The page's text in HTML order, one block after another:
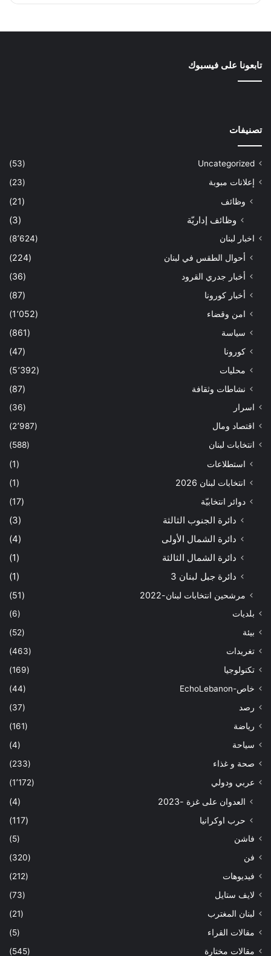
تابعونا على فيسبوك
تصنيفات
Uncategorized
(53)
إعلانات مبوبة
(23)
وظائف (21)
وظائف إداريّة (3)
اخبار لبنان (8٬624)
أحوال الطقس في لبنان
(224)
أخبار جدري القرود
(36)
أخبار كورونا
(87)
امن وقضاء
(1٬052)
سياسة
(861)
كورونا
(47)
محليات
(5٬392)
نشاطات وثقافة
(87)
اسرار
(36)
اقتصاد ومال
(2٬987)
انتخابات لبنان
(588)
استطلاعات
(1)
انتخابات لبنان 2026
(1)
دوائر انتخابيّة
(17)
دائرة الجنوب الثالثة
(3)
دائرة الشمال الأولى
(4)
دائرة الشمال الثالثة
(1)
دائرة جبل لبنان 3
(1)
مرشحين انتخابات لبنان-2022 (51)
بلديات
(6)
بيئة
(52)
تغريدات
(463)
تكنولوجيا
(169)
خاص-EchoLebanon
(44)
رصد
(37)
رياضة
(161)
سياحة
(4)
صحة و غذاء
(233)
عربي ودولي
(1٬172)
العدوان على غزة -2023
(4)
حرب اوكرانيا
(117)
فاشن
(5)
فن
(320)
فيديوهات
(212)
لايف ستايل
(73)
لبنان المغترب
(21)
مقالات القراء
(5)
مقالات مختارة
(545)